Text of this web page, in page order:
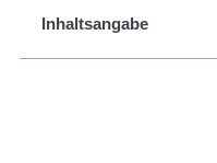
Inhaltsangabe